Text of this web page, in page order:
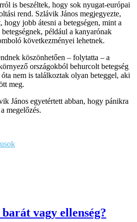
is beszéltek, hogy sok nyugat-európai
rend. Szlávik János megjegyezte,
hogy jobb átesni a betegségen, mint a
például a kanyarónak
következményei lehetnek.
köszönhetően – folytatta – a
országokból behurcolt betegség
nem is találkoztak olyan beteggel, aki
meg.
János egyetértett abban, hogy pánikra
megelőzés.
vagy ellenség?